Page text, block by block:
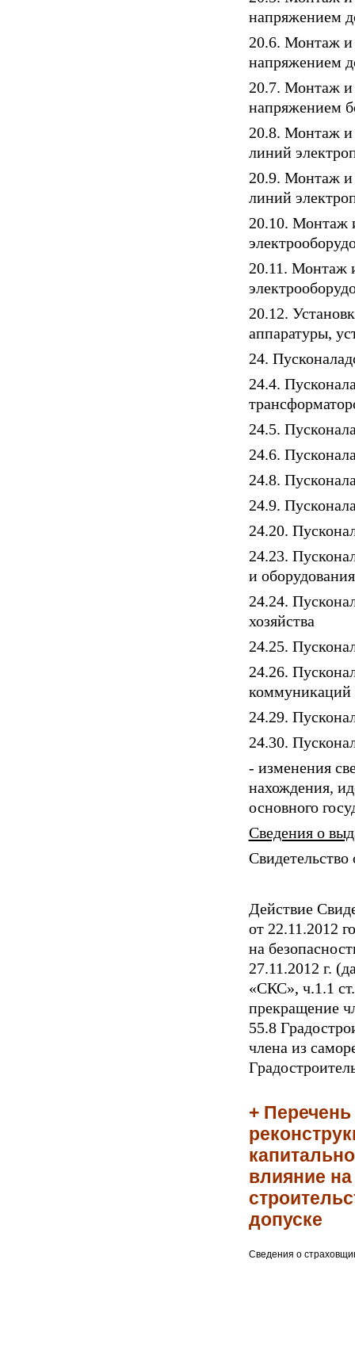
напряжением
20.6. Монтаж и
напряжением
20.7. Монтаж и
напряжением
20.8. Монтаж и
линий
20.9. Монтаж и
линий
20.10. Монтаж
20.11. Монтаж
20.12.
аппаратуры,
24.
24.4.
24.5.
24.6.
24.8.
24.9.
24.20.
24.23.
и
24.24.
хозяйства
24.25.
24.26.
коммуникаций
24.29.
24.30.
- изменения
нахождения,
основного
Сведения о
Свидетельство
Действие
от 22.11.2012
на
27.11.2012 г.
«СКС», ч.1.1
прекращение
55.8
члена из
+
влияние
допуске
Сведения о